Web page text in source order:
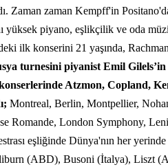
Zaman zaman Kempff'in
yüksek piyano, eşlikçilik ve oda
ilk konserini 21 yaşında,
turnesini piyanist Emil Gilels’in
Atzmon, Copland,
Montreal, Berlin, Montpellier,
Romande, London Symphony,
eşliğinde Dünya'nın her
(ABD), Busoni (İtalya), Liszt